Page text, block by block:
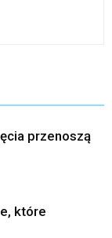
przenoszą
które